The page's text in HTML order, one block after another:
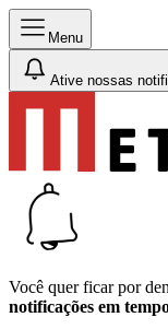
Menu
Ative nossas
Você quer ficar por
notificações em